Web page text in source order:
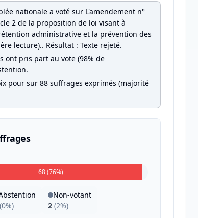
nationale a voté sur L'amendement n°
2 de la proposition de loi visant à
administrative et la prévention des
lecture).. Résultat : Texte rejeté.
ont pris part au vote (98% de
pour sur 88 suffrages exprimés (majorité
68 (76%)
(0%)
Non-votant
2 (2%)